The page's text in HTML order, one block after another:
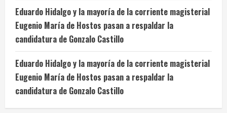
Eduardo Hidalgo y la mayoría de la corriente magisterial
Eugenio María de Hostos pasan a respaldar la
candidatura de Gonzalo Castillo
Eduardo Hidalgo y la mayoría de la corriente magisterial
Eugenio María de Hostos pasan a respaldar la
candidatura de Gonzalo Castillo